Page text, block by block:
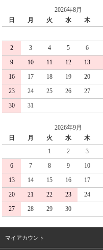
2026年8月
日
月 火 水 木
2
3 4 5 6
9
10 11 12 13
16
17 18 19 20
23
24 25 26 27
30
31
2026年9月
日
月 火 水 木
1
2 3
6
7 8 9 10
13
14 15 16 17
20
21 22 23 24
27
28 29 30
マイアカウント